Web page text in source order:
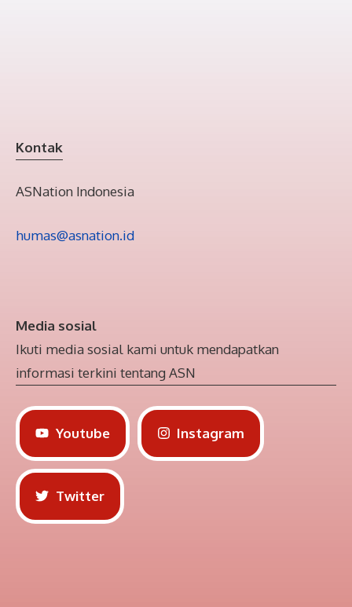
Kontak
ASNation Indonesia
humas@asnation.id
Media sosial
Ikuti media sosial kami untuk mendapatkan
informasi terkini tentang ASN
Youtube Instagram
Twitter